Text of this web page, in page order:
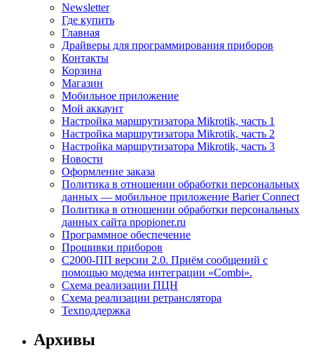
Newsletter
Где купить
Главная
Драйверы для программирования приборов
Контакты
Корзина
Магазин
Мобильное приложение
Мой аккаунт
Настройка маршрутизатора Mikrotik, часть 1
Настройка маршрутизатора Mikrotik, часть 2
Настройка маршрутизатора Mikrotik, часть 3
Новости
Оформление заказа
Политика в отношении обработки персональных
данных — мобильное приложение Barier Connect
Политика в отношении обработки персональных
данных сайта npopioner.ru
Программное обеспечение
Прошивки приборов
С2000-ПП версии 2.0. Приём сообщений с
помощью модема интеграции «Combi».
Схема реализации ПЦН
Схема реализации ретранслятора
Техподдержка
Архивы